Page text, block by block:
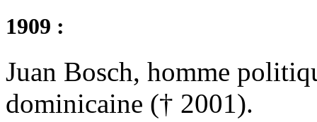
1909 :
Juan Bosch, homme
dominicaine († 2001).